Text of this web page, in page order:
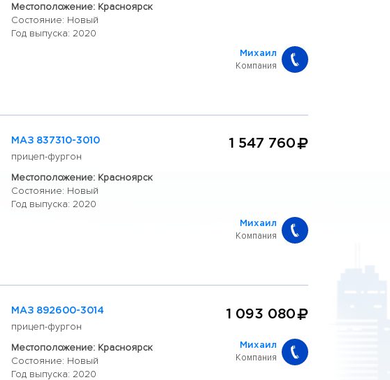
Местоположение: Красноярск
Состояние: Новый
Год выпуска: 2020
Михаил
Компания
МАЗ 837310-3010
прицеп-фургон
Местоположение: Красноярск
Состояние: Новый
Год выпуска: 2020
1 547 760
Михаил
Компания
МАЗ 892600-3014
прицеп-фургон
Местоположение: Красноярск
Состояние: Новый
Год выпуска: 2020
1 093 080
Михаил
Компания